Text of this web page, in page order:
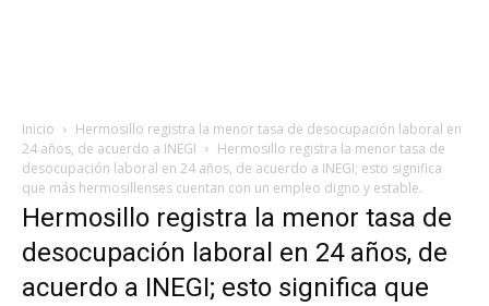
Inicio
Hermosillo registra la menor tasa de desocupación laboral en
24 años, de acuerdo a INEGI
Hermosillo registra la menor tasa de
desocupación laboral en 24 años, de acuerdo a INEGI; esto significa
que más hermosillenses cuentan con un empleo digno y estable.
Hermosillo registra la menor tasa de
desocupación laboral en 24 años, de
acuerdo a INEGI; esto significa que